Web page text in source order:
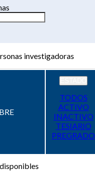
investigadoras
TODOS
ACTIVO
INACTIVO
TESIARIO
PREGRADO